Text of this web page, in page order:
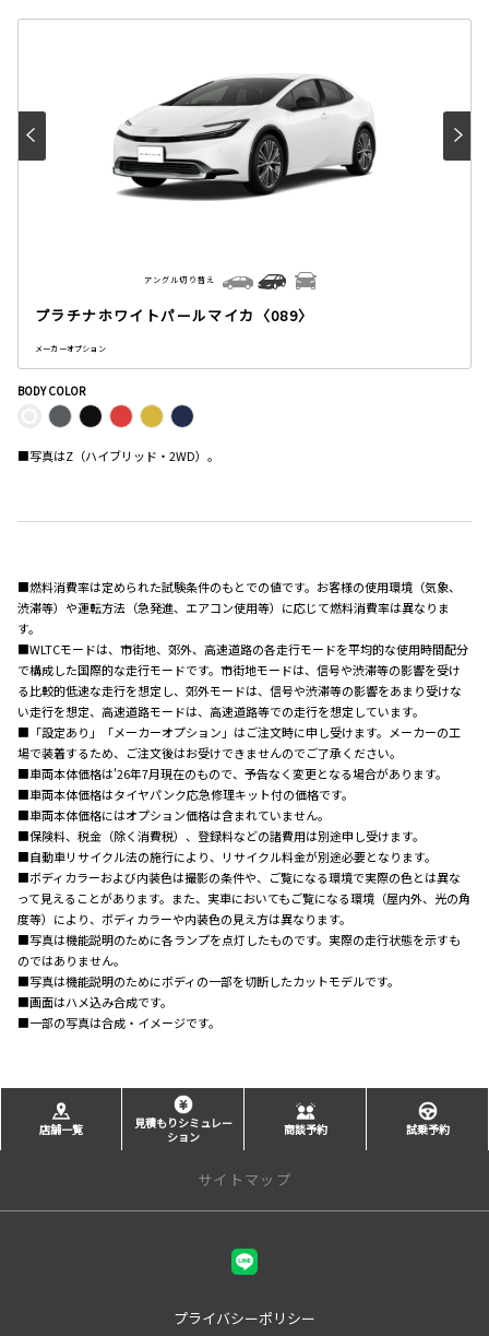
プラチナホワイトパールマイカ〈089〉
メーカーオプション
アングル切り替え
BODY COLOR
■写真はZ（ハイブリッド・2WD）。
■燃料消費率は定められた試験条件のもとでの値です。お客様の使用環境（気象、
渋滞等）や運転方法（急発進、エアコン使用等）に応じて燃料消費率は異なりま
す。
■WLTCモードは、市街地、郊外、高速道路の各走行モードを平均的な使用時間配分
で構成した国際的な走行モードです。市街地モードは、信号や渋滞等の影響を受け
る比較的低速な走行を想定し、郊外モードは、信号や渋滞等の影響をあまり受けな
い走行を想定、高速道路モードは、高速道路等での走行を想定しています。
■「設定あり」「メーカーオプション」はご注文時に申し受けます。メーカーの工
場で装着するため、ご注文後はお受けできませんのでご了承ください。
■車両本体価格は'26年7月現在のもので、予告なく変更となる場合があります。
■車両本体価格はタイヤパンク応急修理キット付の価格です。
■車両本体価格にはオプション価格は含まれていません。
■保険料、税金（除く消費税）、登録料などの諸費用は別途申し受けます。
■自動車リサイクル法の施行により、リサイクル料金が別途必要となります。
■ボディカラーおよび内装色は撮影の条件や、ご覧になる環境で実際の色とは異な
って見えることがあります。また、実車においてもご覧になる環境（屋内外、光の角
度等）により、ボディカラーや内装色の見え方は異なります。
■写真は機能説明のために各ランプを点灯したものです。実際の走行状態を示すも
のではありません。
■写真は機能説明のためにボディの一部を切断したカットモデルです。
■画面はハメ込み合成です。
■一部の写真は合成・イメージです。
店舗一覧
見積もりシミュレー
ション
商談予約 試乗予約
サイトマップ
プライバシーポリシー